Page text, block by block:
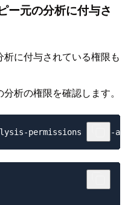
ー元の分析に付与さ
に付与されている権限も
析の権限を確認します。